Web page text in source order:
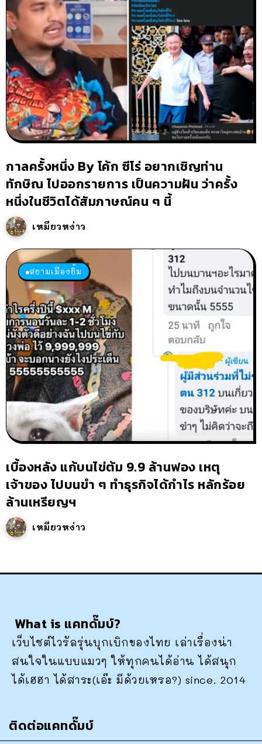
กาลครั้งหนึ่ง By โค้ก ซีโร่ อยากเชิญท่าน
ทักษิณ ไปออกรายการ เป็นความฝัน ว่าครั้ง
หนึ่งในชีวิตได้สัมภาษณ์คน ๆ นี้
เหมียวหง่าว
สยามเมืองยิ้ม
เบื้องหลัง แก้บนไข่ต้ม 9.9 ล้านฟอง เหตุ
เจ้าของ ไปบนขำ ๆ ทำธุรกิจได้กำไร หลักร้อย
ล้านเหรียญฯ
เหมียวหง่าว
What is แคทดั๊มบ์?
เว็บไซต์ไวรัลรุ่นบุกเบิกของไทย เล่าเรื่องน่า
สนใจในแบบแมวๆ ให้ทุกคนได้อ่าน ได้สนุก
ได้เฮฮา ได้สาระ(เอ๊ะ มีด้วยเหรอ?) since. 2014
ติดต่อแคทดั๊มบ์